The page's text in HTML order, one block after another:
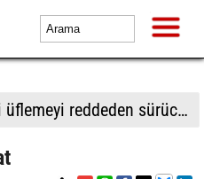
Alkolmetreyi üflemeyi reddeden sürücüye 350 bin TL ceza